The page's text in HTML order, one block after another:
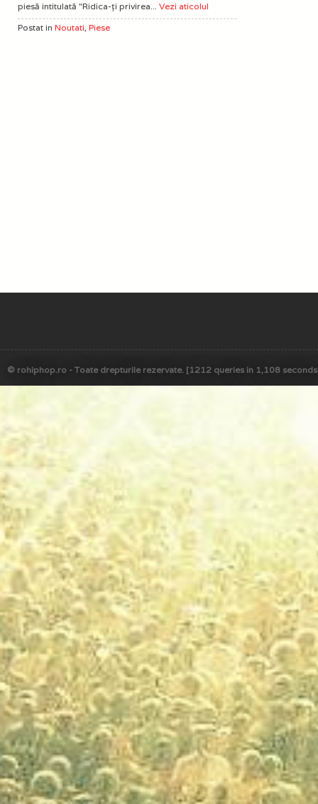
piesă intitulată "Ridica-ţi privirea... Vezi aticolul
Postat in Noutati, Piese
© rohiphop.ro - Toate drepturile rezervate. [1212 queries in 1,108